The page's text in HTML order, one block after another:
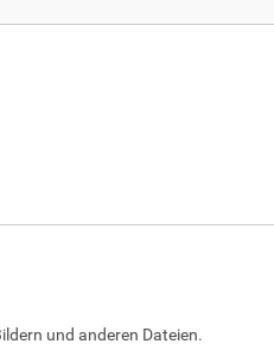
und anderen Dateien.